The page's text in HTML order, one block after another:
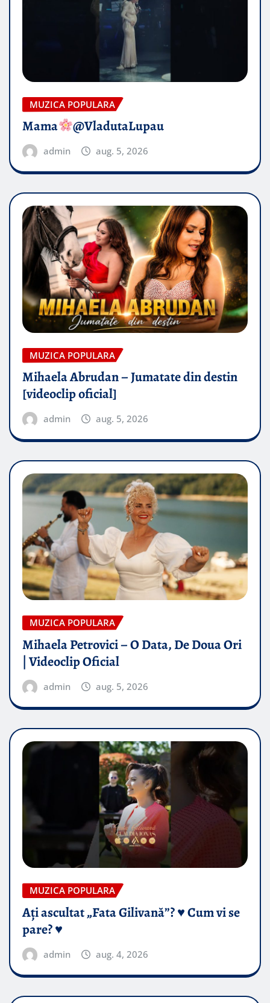
MUZICA POPULARA
Mama @VladutaLupau
admin aug. 5, 2026
MUZICA POPULARA
Mihaela Abrudan – Jumatate din destin
[videoclip oficial]
admin aug. 5, 2026
MUZICA POPULARA
Mihaela Petrovici – O Data, De Doua Ori
| Videoclip Oficial
admin aug. 5, 2026
MUZICA POPULARA
Ați ascultat „Fata Gilivană”? ♥️ Cum vi se
pare? ♥️
admin aug. 4, 2026